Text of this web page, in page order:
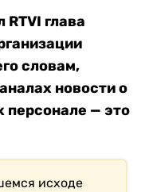
глава
словам,
новости о
— это
исходе